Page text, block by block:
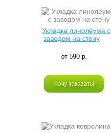
Укладка линолеума с
заводом на стену
от 590 р.
Хочу заказать!